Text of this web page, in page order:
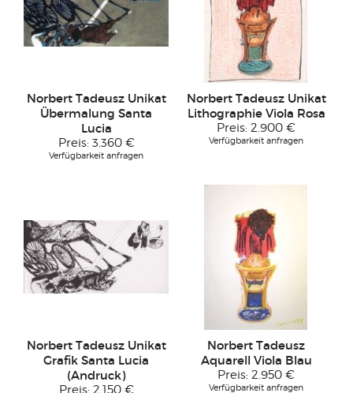
Norbert Tadeusz Unikat
Übermalung Santa
Lucia
Preis: 3.360 €
Verfügbarkeit anfragen
Norbert Tadeusz Unikat
Lithographie Viola Rosa
Preis: 2.900 €
Verfügbarkeit anfragen
Norbert Tadeusz Unikat
Grafik Santa Lucia
(Andruck)
Preis: 2.150 €
Norbert Tadeusz
Aquarell Viola Blau
Preis: 2.950 €
Verfügbarkeit anfragen